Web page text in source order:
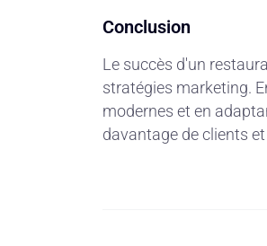
Conclusion
Le succès d'un
stratégies marketing.
modernes et en
davantage de clients